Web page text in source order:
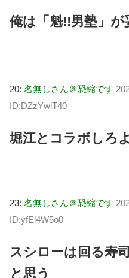
俺は「魁!!男塾」が
20: 名無しさん＠恐縮です
ID:DZzYwiT40
堀江とコラボしろよ
23: 名無しさん＠恐縮です
ID:yfEl4W5o0
スシローは回る寿
と思う